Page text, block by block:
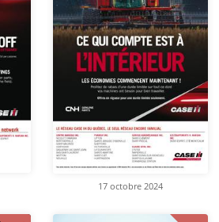
17 octobre 2024